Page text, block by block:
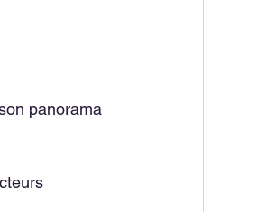
panorama